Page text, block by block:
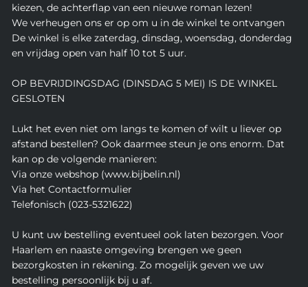
kiezen, de achterflap van een nieuwe roman lezen!
We verheugen ons er op om u in de winkel te ontvangen
De winkel is elke zaterdag, dinsdag, woensdag, donderdag
en vrijdag open van half 10 tot 5 uur.
OP BEVRIJDINGSDAG (DINSDAG 5 MEI) IS DE WINKEL
GESLOTEN
Lukt het even niet om langs te komen of wilt u liever op
afstand bestellen? Ook daarmee steun je ons enorm. Dat
kan op de volgende manieren:
Via onze webshop (www.bijbelin.nl)
Via het Contactformulier
Telefonisch (023-5321622)
U kunt uw bestelling eventueel ook laten bezorgen. Voor
Haarlem en naaste omgeving brengen we geen
bezorgkosten in rekening. Zo mogelijk geven we uw
bestelling persoonlijk bij u af.